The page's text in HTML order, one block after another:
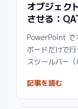
オブジェク
させる：
PowerPoint で
ボードだけで
スツールバー
ります。
記事を読む